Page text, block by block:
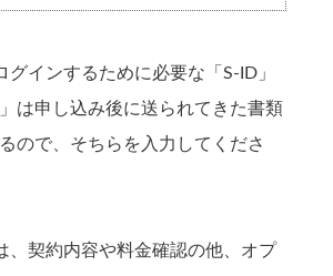
グインするために必要な「S-ID」
は申し込み後に送られてきた書類
ので、そちらを入力してくださ
、契約内容や料金確認の他、オプ